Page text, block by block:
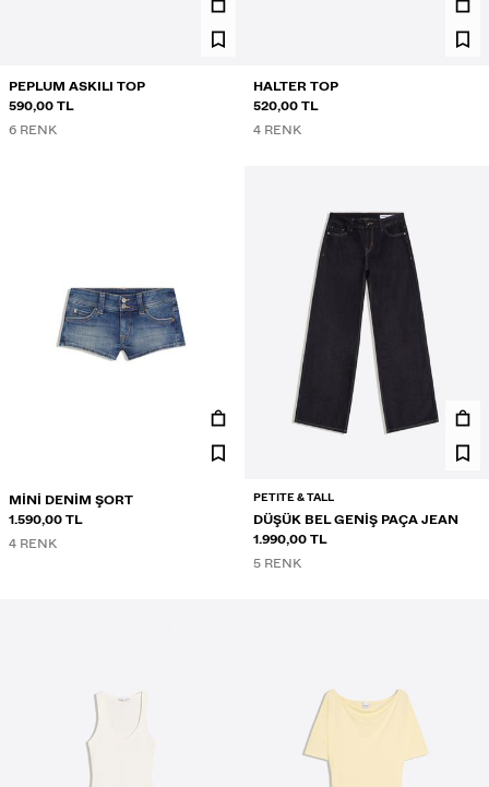
PEPLUM ASKILI TOP
590,00 TL
6 RENK
HALTER TOP
520,00 TL
4 RENK
MINI DENIM ŞORT
1.590,00 TL
4 RENK
PETITE & TALL
DÜŞÜK BEL GENIŞ PAÇA JEAN
1.990,00 TL
5 RENK